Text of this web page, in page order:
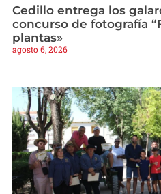
Cedillo entrega los
concurso de fotografía
plantas»
agosto 6, 2026